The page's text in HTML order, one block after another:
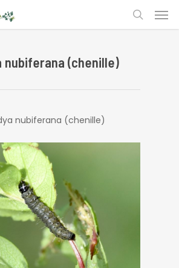
search
nubiferana (chenille)
nubiferana (chenille)